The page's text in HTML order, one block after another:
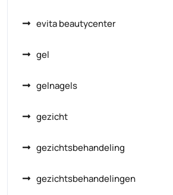
evita beautycenter
gel
gelnagels
gezicht
gezichtsbehandeling
gezichtsbehandelingen